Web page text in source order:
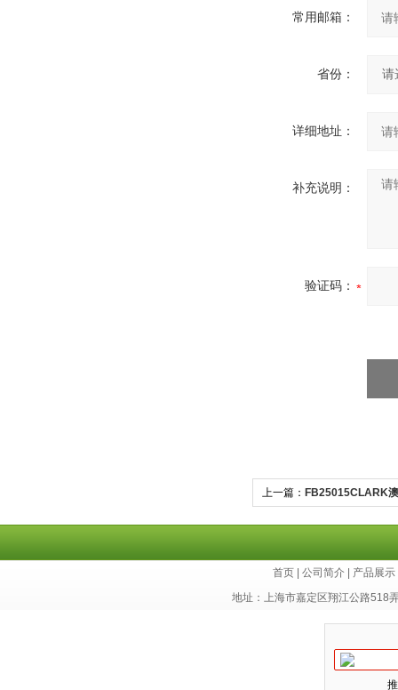
常用邮箱：
省份：
详细地址：
补充说明：
验证码：
上一篇： FB25015CLARK
首页 公司简介 产品展示
地址：上海市嘉定区翔江公路518